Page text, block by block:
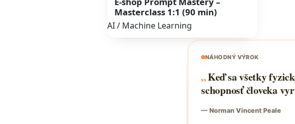
Masterclass 1:1 (90 min)
AI / Machine Learning